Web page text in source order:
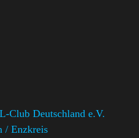
Club Deutschland e.V.
/ Enzkreis